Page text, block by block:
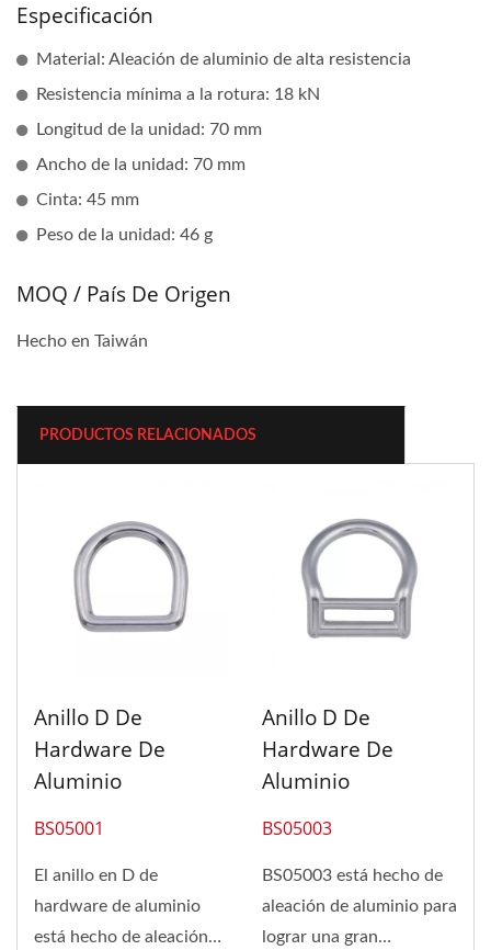
Especificación
Material: Aleación de aluminio de alta resistencia
Resistencia mínima a la rotura: 18 kN
Longitud de la unidad: 70 mm
Ancho de la unidad: 70 mm
Cinta: 45 mm
Peso de la unidad: 46 g
MOQ / País De Origen
Hecho en Taiwán
PRODUCTOS RELACIONADOS
Anillo D De
Hardware De
Aluminio
BS05001
El anillo en D de
hardware de aluminio
está hecho de aleación
Anillo D De
Hardware De
Aluminio
BS05003
BS05003 está hecho de
aleación de aluminio para
lograr una gran